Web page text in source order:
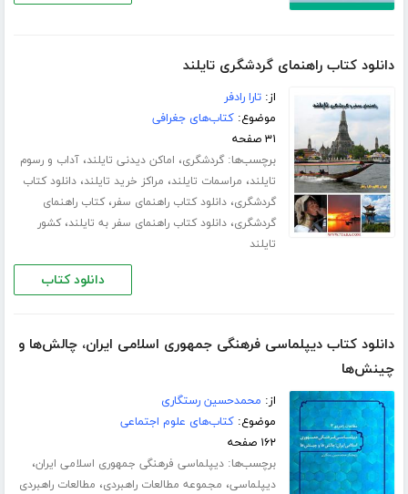
دانلود کتاب راهنمای گردشگری تایلند
از:تارا رادفر
موضوع:کتاب‌های جغرافی
۳۱ صفحه
برچسب‌ها:گردشگری، اماکن دیدنی تایلند،آداب و رسوم
تایلند، مراسمات تایلند، مراکز خرید تایلند،دانلود کتاب
گردشگری،دانلود کتاب راهنمای سفر،کتاب راهنمای
گردشگری،دانلود کتاب راهنمای سفر به تایلند،کشور
تایلند
دانلود کتاب
دانلود کتاب دیپلماسی فرهنگی جمهوری اسلامی ایران، چالش‌ها و
چینش‌ها
از: محمدحسین رستگاری
موضوع:کتاب‌های علوم اجتماعی
۱۶۲ صفحه
برچسب‌ها:دیپلماسی فرهنگی جمهوری اسلامی ایران،
دیپلماسی، مجموعه مطالعات راهبردی، مطالعات راهبردی